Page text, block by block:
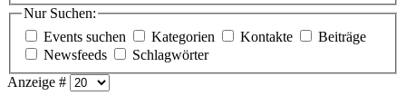
Nur Suchen:
Events suchen
Kategorien Kontakte
Beiträge
Newsfeeds
Schlagwörter
Anzeige #